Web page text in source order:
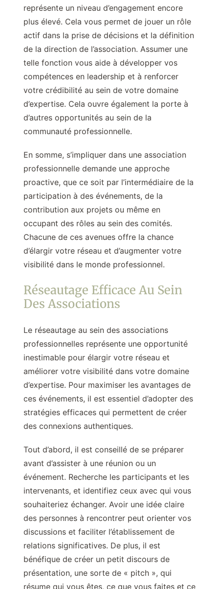
représente un niveau d’engagement encore
plus élevé. Cela vous permet de jouer un rôle
actif dans la prise de décisions et la définition
de la direction de l’association. Assumer une
telle fonction vous aide à développer vos
compétences en leadership et à renforcer
votre crédibilité au sein de votre domaine
d’expertise. Cela ouvre également la porte à
d’autres opportunités au sein de la
communauté professionnelle.
En somme, s’impliquer dans une association
professionnelle demande une approche
proactive, que ce soit par l’intermédiaire de la
participation à des événements, de la
contribution aux projets ou même en
occupant des rôles au sein des comités.
Chacune de ces avenues offre la chance
d’élargir votre réseau et d’augmenter votre
visibilité dans le monde professionnel.
Réseautage Efficace Au Sein
Des Associations
Le réseautage au sein des associations
professionnelles représente une opportunité
inestimable pour élargir votre réseau et
améliorer votre visibilité dans votre domaine
d’expertise. Pour maximiser les avantages de
ces événements, il est essentiel d’adopter des
stratégies efficaces qui permettent de créer
des connexions authentiques.
Tout d’abord, il est conseillé de se préparer
avant d’assister à une réunion ou un
événement. Recherche les participants et les
intervenants, et identifiez ceux avec qui vous
souhaiteriez échanger. Avoir une idée claire
des personnes à rencontrer peut orienter vos
discussions et faciliter l’établissement de
relations significatives. De plus, il est
bénéfique de créer un petit discours de
présentation, une sorte de « pitch », qui
résume qui vous êtes, ce que vous faites et ce